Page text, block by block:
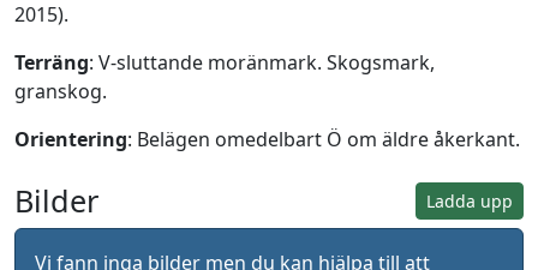
2015).
Terräng: V-sluttande moränmark. Skogsmark,
granskog.
Orientering: Belägen omedelbart Ö om äldre åkerkant.
Ladda upp
Bilder
Vi fann inga bilder men du kan hjälpa till att